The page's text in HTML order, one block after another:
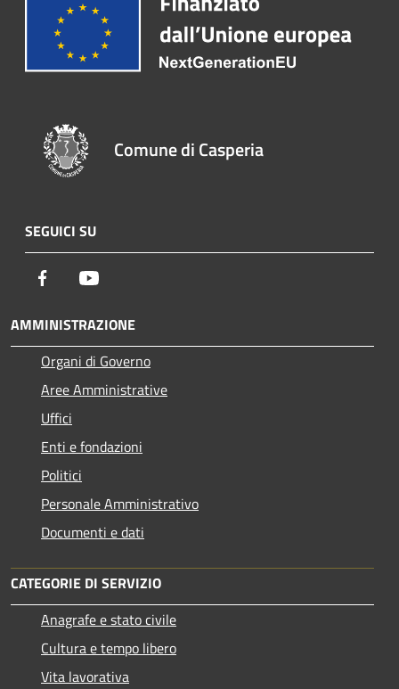
Comune di Casperia
SEGUICI SU
Facebook
AMMINISTRAZIONE
Organi di Governo
Aree Amministrative
Uffici
Enti e fondazioni
Politici
Personale Amministrativo
Documenti e dati
CATEGORIE DI SERVIZIO
Anagrafe e stato civile
Cultura e tempo libero
Vita lavorativa